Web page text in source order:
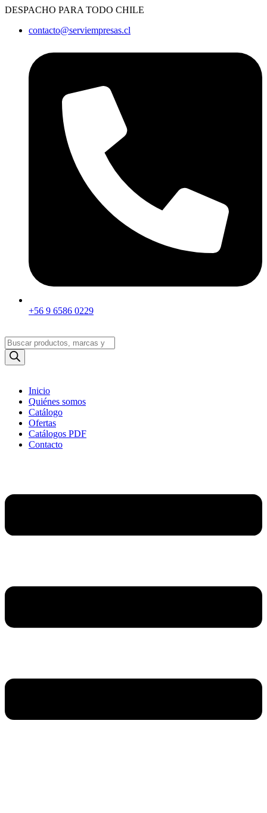
Ir
contenido
DESPACHO PARA TODO CHILE
contacto@serviempresas.cl
+56 9 6586 0229
Búsqueda
de
productos
Inicio
Quiénes somos
Catálogo
Ofertas
Catálogos PDF
Contacto